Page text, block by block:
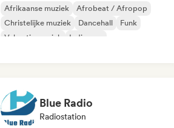
Afrikaanse muziek
Afrobeat / Afropop
Christelijke muziek
Dancehall
Funk
Vakantie muziek
Indie pop
Blue Radio
Radiostation